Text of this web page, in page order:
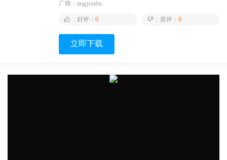
厂商： tingyoufm
好评： 0 差评： 0
立即下载